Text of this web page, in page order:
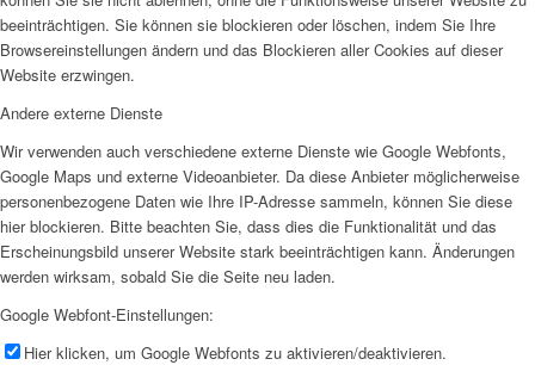
beeinträchtigen. Sie können sie blockieren oder löschen, indem Sie Ihre
Browsereinstellungen ändern und das Blockieren aller Cookies auf dieser
Website erzwingen.
Andere externe Dienste
Wir verwenden auch verschiedene externe Dienste wie Google Webfonts,
Google Maps und externe Videoanbieter. Da diese Anbieter möglicherweise
personenbezogene Daten wie Ihre IP-Adresse sammeln, können Sie diese
hier blockieren. Bitte beachten Sie, dass dies die Funktionalität und das
Erscheinungsbild unserer Website stark beeinträchtigen kann. Änderungen
werden wirksam, sobald Sie die Seite neu laden.
Google Webfont-Einstellungen:
Hier klicken, um Google Webfonts zu aktivieren/deaktivieren.